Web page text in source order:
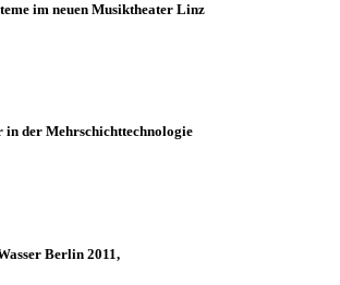
im neuen Musiktheater Linz
der Mehrschichttechnologie
Berlin 2011,